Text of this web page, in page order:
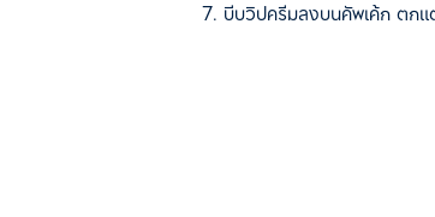
บีบวิปครีมลงบนคัพเค้ก ตก